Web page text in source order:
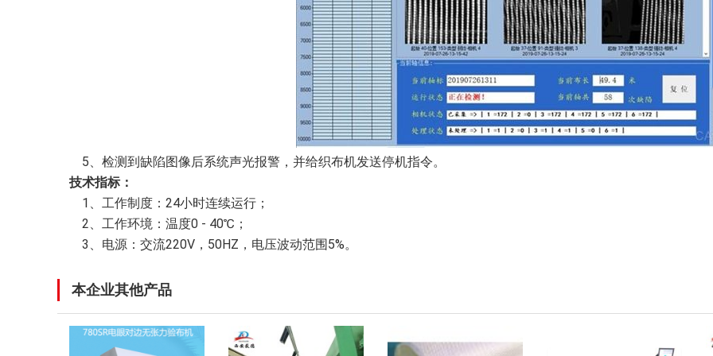
5、检测到缺陷图像后系统声光报警，并给织布机发送停机指令。
技术指标：
1、工作制度：24小时连续运行；
2、工作环境：温度0 - 40℃；
3、电源：交流220V，50HZ，电压波动范围5%。
本企业其他产品